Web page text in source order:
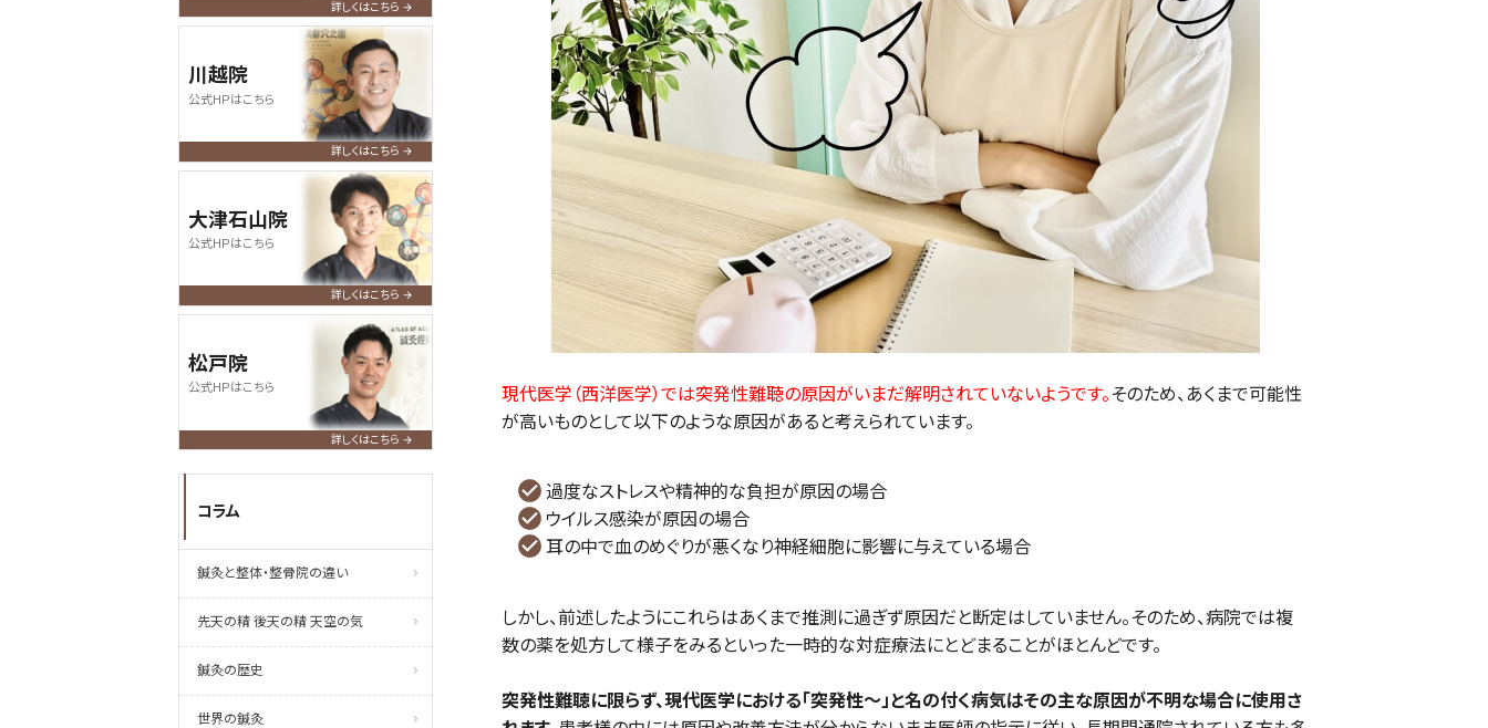
現代医学（西洋医学）では突発性難聴の原因がいまだ解明されていないようです。そのため、あくまで可能性
が高いものとして以下のような原因があると考えられています。
過度なストレスや精神的な負担が原因の場合
ウイルス感染が原因の場合
耳の中で血のめぐりが悪くなり神経細胞に影響に与えている場合
しかし、前述したようにこれらはあくまで推測に過ぎず原因だと断定はしていません。そのため、病院では複
数の薬を処方して様子をみるといった一時的な対症療法にとどまることがほとんどです。
突発性難聴に限らず、現代医学における「突発性～」と名の付く病気はその主な原因が不明な場合に使用さ
詳しくはこちら
川越院
公式HPはこちら
詳しくはこちら
大津石山院
公式HPはこちら
詳しくはこちら
松戸院
公式HPはこちら
詳しくはこちら
コラム
鍼灸と整体・整骨院の違い
先天の精 後天の精 天空の気
鍼灸の歴史
世界の鍼灸